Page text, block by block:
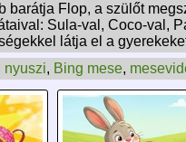
barátja Flop, a szülőt
Sula-val, Coco-val,
látja el a
nyuszi, Bing mese,